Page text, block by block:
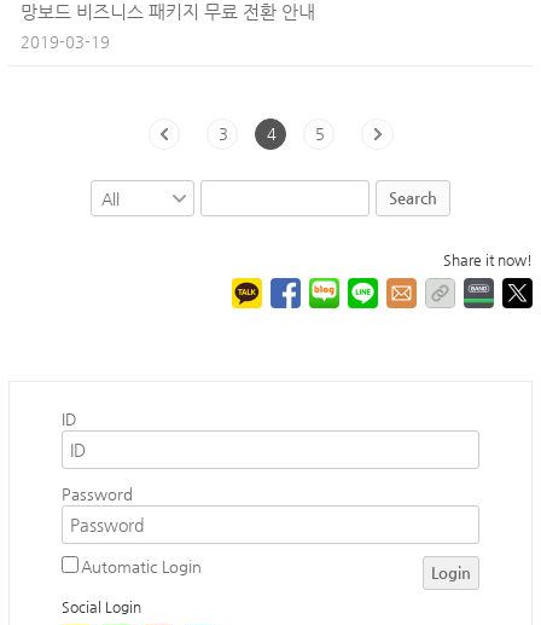
망보드 비즈니스 패키지 무료 전환 안내
2019-03-19
3 4 5
Search
Share it now!
ID
Password
Automatic Login Login
Social Login